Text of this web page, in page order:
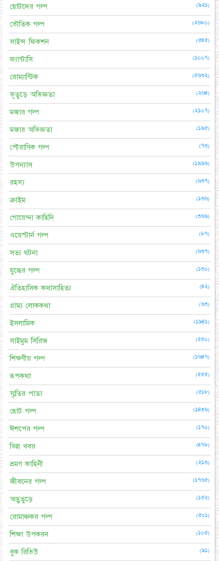
ছোটদের গল্প (৯২১)
ভৌতিক গল্প (২৬৮০)
সাইন্স ফিকশন (৫৪৫)
ফ্যান্টাসি (১০০৭)
রোম্যান্টিক (৫৬৩২)
ভূতুড়ে অভিজ্ঞতা (২৬৪)
মজার গল্প (২১০৭)
মজার অভিজ্ঞতা (১৯৫)
পৌরাণিক গল্প (৭৩)
উপন্যাস (১৯৯৬)
রহস্য (৬৩৭)
ক্রাইম (১৩৬)
গোয়েন্দা কাহিনি (৩৬৯)
ওয়েস্টার্ন গল্প (৮৭)
সত্য ঘটনা (৬৩৭)
যুদ্ধের গল্প (১৩০)
ঐতিহাসিক কথাসাহিত্য (৪২)
গ্রাম্য লোককথা (৬৩)
ইসলামিক (১৯৪১)
সাইমুম সিরিজ (৫৫০)
শিক্ষণীয় গল্প (১৬৪৭)
রূপকথা (৫৫৫)
স্মৃতির পাতা (৫১৮)
ছোট গল্প (১৪৩৬)
ঈশপের গল্প (১৭০)
ভিন্ন খবর (৪৭৮)
ভ্রমণ কাহিনী (২১৩)
জীবনের গল্প (১৭৬৫)
অদ্ভুতুড়ে (১৫২)
রোমাঞ্চকর গল্প (৫০১)
শিক্ষা উপকরন (১০৫)
বুক রিভিউ (৯১)